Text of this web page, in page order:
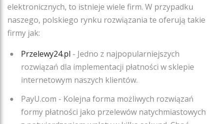
elektronicznych, to istnieje wiele firm. W przypadku
naszego, polskiego rynku rozwiązania te oferują takie
firmy jak:
Przelewy24.pl - Jedno z najpopularniejszych
rozwiązań dla implementacji płatności w sklepie
internetowym naszych klientów.
PayU.com - Kolejna forma możliwych rozwiązań
formy płatności jako przelewów natychmiastowych